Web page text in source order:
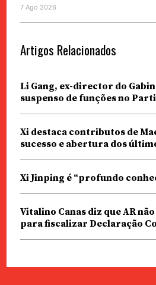
7 Ago 2026
Artigos Relacionados
Li Gang, ex-director do
suspenso de funções no
Xi destaca contributos de
sucesso e abertura dos
Xi Jinping é “profundo
Vitalino Canas diz que AR
para fiscalizar Declaração